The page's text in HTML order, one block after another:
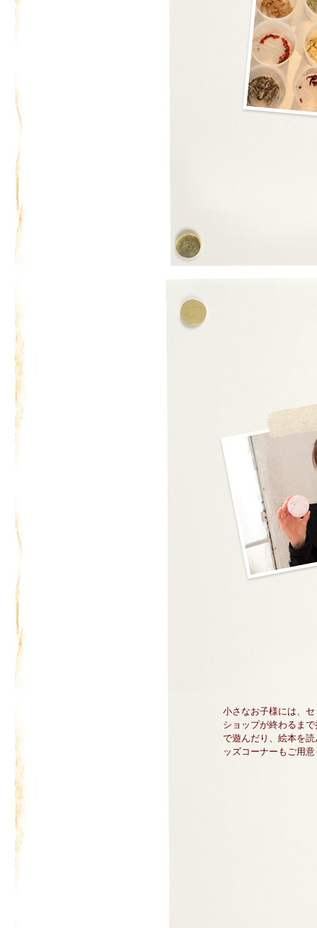
小さなお子様には、
ショップが終わるま
で遊んだり、絵本を
ッズコーナーもご用